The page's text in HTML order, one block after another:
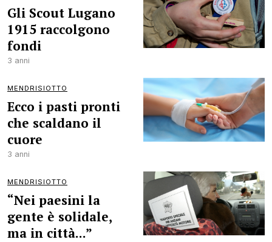
Gli Scout Lugano
1915 raccolgono
fondi
3 anni
MENDRISIOTTO
Ecco i pasti pronti
che scaldano il
cuore
3 anni
MENDRISIOTTO
“Nei paesini la
gente è solidale,
ma in città...”